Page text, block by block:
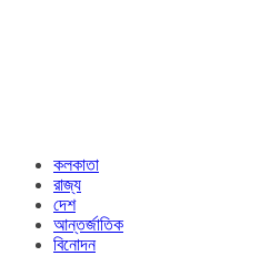
কলকাতা
রাজ্য​
দেশ
আন্তর্জাতিক
বিনোদন